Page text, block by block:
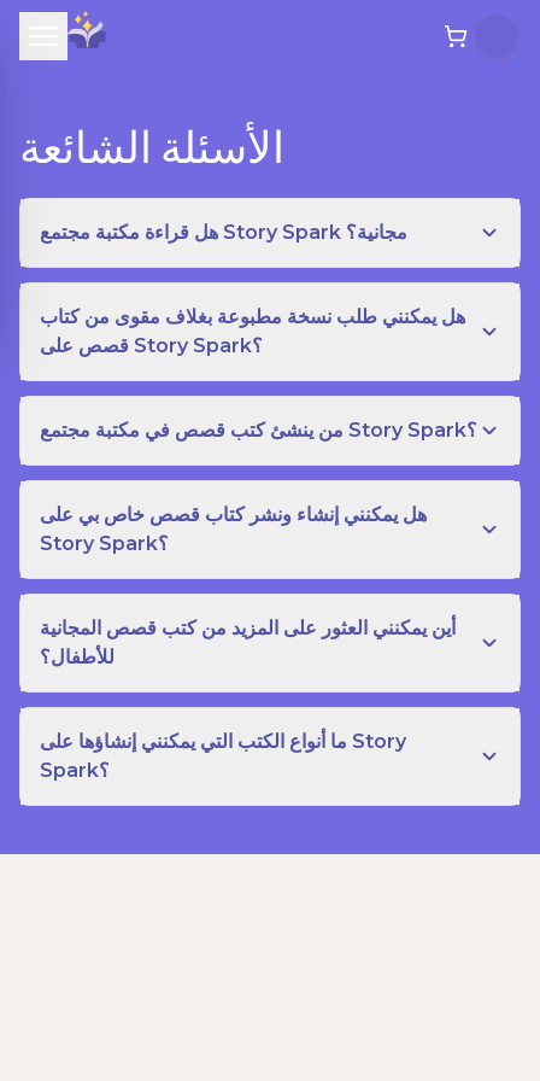
الأسئلة الشائعة
هل قراءة مكتبة مجتمع Story Spark مجانية؟
هل يمكنني طلب نسخة مطبوعة بغلاف مقوى من كتاب
قصص على Story Spark؟
من ينشئ كتب قصص في مكتبة مجتمع Story Spark؟
هل يمكنني إنشاء ونشر كتاب قصص خاص بي على
Story Spark؟
أين يمكنني العثور على المزيد من كتب قصص المجانية
للأطفال؟
ما أنواع الكتب التي يمكنني إنشاؤها على Story
Spark؟